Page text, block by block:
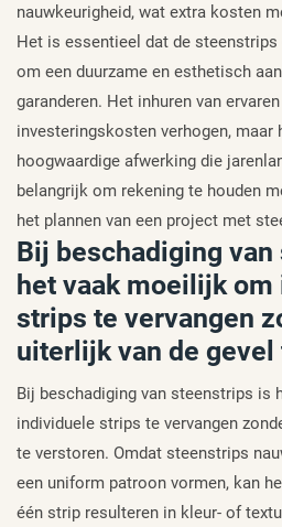
nauwkeurigheid, wat extra kosten
Het is essentieel dat de
om een duurzame en esthetisch
garanderen. Het inhuren van
investeringskosten verhogen, maar
hoogwaardige afwerking die
belangrijk om rekening te houden
het plannen van een project met
Bij beschadiging
het vaak moeilijk
strips te vervangen
uiterlijk van de
Bij beschadiging van steenstrips is
individuele strips te vervangen
te verstoren. Omdat steenstrips
een uniform patroon vormen, kan
één strip resulteren in kleur- of